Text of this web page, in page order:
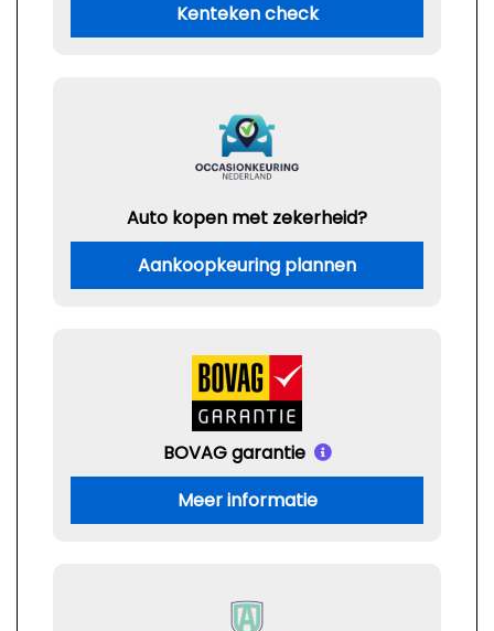
Kenteken check
Auto kopen met zekerheid?
Aankoopkeuring plannen
BOVAG garantie
Meer informatie